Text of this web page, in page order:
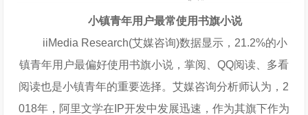
小镇青年用户最常使用书旗小说
iiMedia Research(艾媒咨询)数据显示，21.2%的小
镇青年用户最偏好使用书旗小说，掌阅、QQ阅读、多看
阅读也是小镇青年的重要选择。艾媒咨询分析师认为，2
018年，阿里文学在IP开发中发展迅速，作为其旗下作为